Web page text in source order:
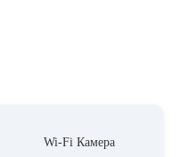
Wi-Fi Камера